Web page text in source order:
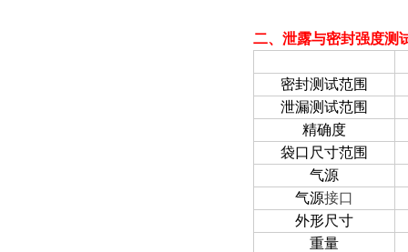
二、 泄露与密封强度测
密封测试范围
泄漏测试范围
精确度
袋口尺寸范围
气源
气源接口
外形尺寸
重量